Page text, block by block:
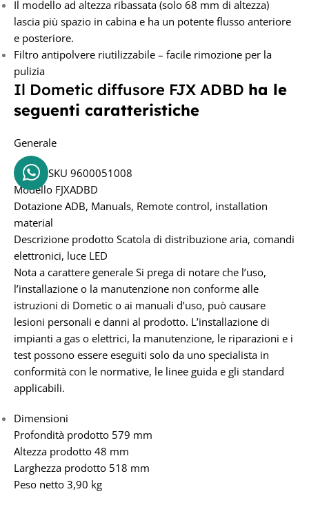
Il modello ad altezza ribassata (solo 68 mm di altezza)
lascia più spazio in cabina e ha un potente flusso anteriore
e posteriore.
Filtro antipolvere riutilizzabile – facile rimozione per la
pulizia
Il Dometic diffusore FJX ADBD ha le
seguenti caratteristiche
Generale
Codice SKU 9600051008
Modello FJXADBD
Dotazione ADB, Manuals, Remote control, installation
material
Descrizione prodotto Scatola di distribuzione aria, comandi
elettronici, luce LED
Nota a carattere generale Si prega di notare che l’uso,
l’installazione o la manutenzione non conforme alle
istruzioni di Dometic o ai manuali d’uso, può causare
lesioni personali e danni al prodotto. L’installazione di
impianti a gas o elettrici, la manutenzione, le riparazioni e i
test possono essere eseguiti solo da uno specialista in
conformità con le normative, le linee guida e gli standard
applicabili.
Dimensioni
Profondità prodotto 579 mm
Altezza prodotto 48 mm
Larghezza prodotto 518 mm
Peso netto 3,90 kg